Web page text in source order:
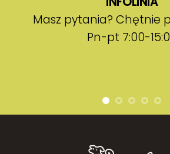
Masz pytania? Chętnie
Pn-pt 7:00-